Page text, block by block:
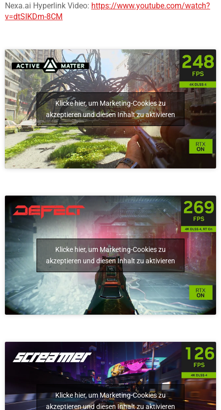
Nexa.ai Hyperlink Video: https://www.youtube.com/watch?
v=dtSIKDm-8CM
Klicke hier, um Marketing-Cookies zu
akzeptieren und diesen Inhalt zu aktivieren
Klicke hier, um Marketing-Cookies zu
akzeptieren und diesen Inhalt zu aktivieren
Klicke hier, um Marketing-Cookies zu
akzeptieren und diesen Inhalt zu aktivieren